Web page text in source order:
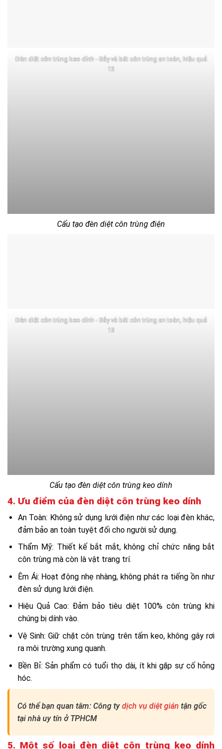
Đèn diệt côn trùng keo dính - Bẫy và bắt côn trùng an toàn, hiệu quả
12
Cấu tạo đèn diệt côn trùng điện
Đèn diệt côn trùng keo dính - Bẫy và bắt côn trùng an toàn, hiệu quả
13
Cấu tạo đèn diệt côn trùng keo dính
4. Ưu điểm của đèn diệt côn trùng keo dính
An Toàn: Không sử dụng lưới điện như các loại đèn khác,
đảm bảo an toàn tuyệt đối cho người sử dụng.
Thẩm Mỹ: Thiết kế bắt mắt, không chỉ chức năng bắt
côn trùng mà còn là vật trang trí.
Êm Ái: Hoạt động nhẹ nhàng, không phát ra tiếng ồn như
đèn sử dụng lưới điện.
Hiệu Quả Cao: Đảm bảo tiêu diệt 100% côn trùng khi
chúng bị dính vào.
Vệ Sinh: Giữ chặt côn trùng trên tấm keo, không gây rơi
ra môi trường xung quanh.
Bền Bỉ: Sản phẩm có tuổi thọ dài, ít khi gặp sự cố hỏng
hóc.
Có thể bạn quan tâm: Công ty dịch vụ diệt gián tận gốc
tại nhà uy tín ở TPHCM
5. Một số loại đèn diệt côn trùng keo dính